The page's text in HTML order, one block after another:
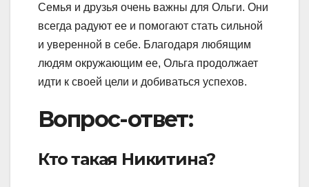
Семья и друзья очень важны для Ольги. Они
всегда радуют ее и помогают стать сильной
и уверенной в себе. Благодаря любящим
людям окружающим ее, Ольга продолжает
идти к своей цели и добиваться успехов.
Вопрос-ответ:
Кто такая Никитина?